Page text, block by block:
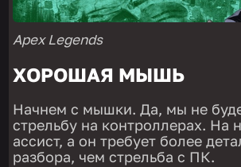
Apex Legends
ХОРОШАЯ МЫШЬ
Начнем с мышки. Да, мы не
стрельбу на контроллерах. На
ассист, а он требует более
разбора, чем стрельба с ПК.